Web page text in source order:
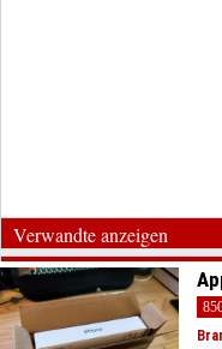
Verwandte anzeigen